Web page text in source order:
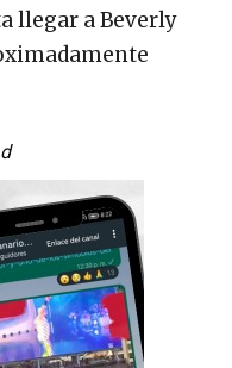
llegar a Beverly